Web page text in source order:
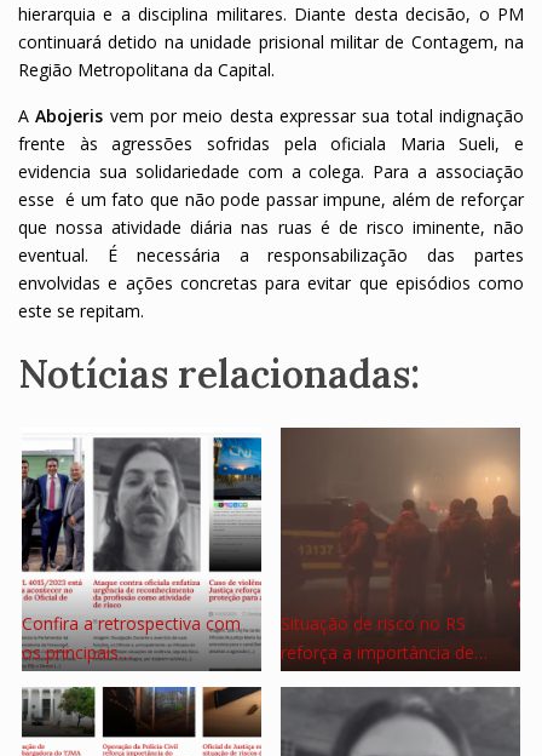
hierarquia e a disciplina militares. Diante desta decisão, o PM
continuará detido na unidade prisional militar de Contagem, na
Região Metropolitana da Capital.
AAbojeris vem por meio desta expressar sua total indignação
frente às agressões sofridas pela oficiala Maria Sueli, e
evidencia sua solidariedade com a colega. Para a associação
esse é um fato que não pode passar impune, além de reforçar
que nossa atividade diária nas ruas é de risco iminente, não
eventual. É necessária a responsabilização das partes
envolvidas e ações concretas para evitar que episódios como
este se repitam.
Notícias relacionadas:
Confira a retrospectiva com
os principais…
Situação de risco no RS
reforça a importância de…